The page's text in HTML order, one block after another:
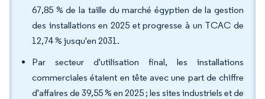
67,85 % de la taille du marché égyptien de la gestion
des installations en 2025 et progresse à un TCAC de
12,74 % jusqu'en 2031.
Par secteur d'utilisation final, les installations
commerciales étaient en tête avec une part de chiffre
d'affaires de 39,55 % en 2025 ; les sites industriels et de